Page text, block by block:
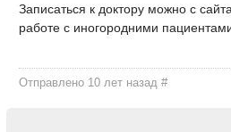
Записаться к доктору можно с
работе с иногородними
Отправлено 10 лет назад#